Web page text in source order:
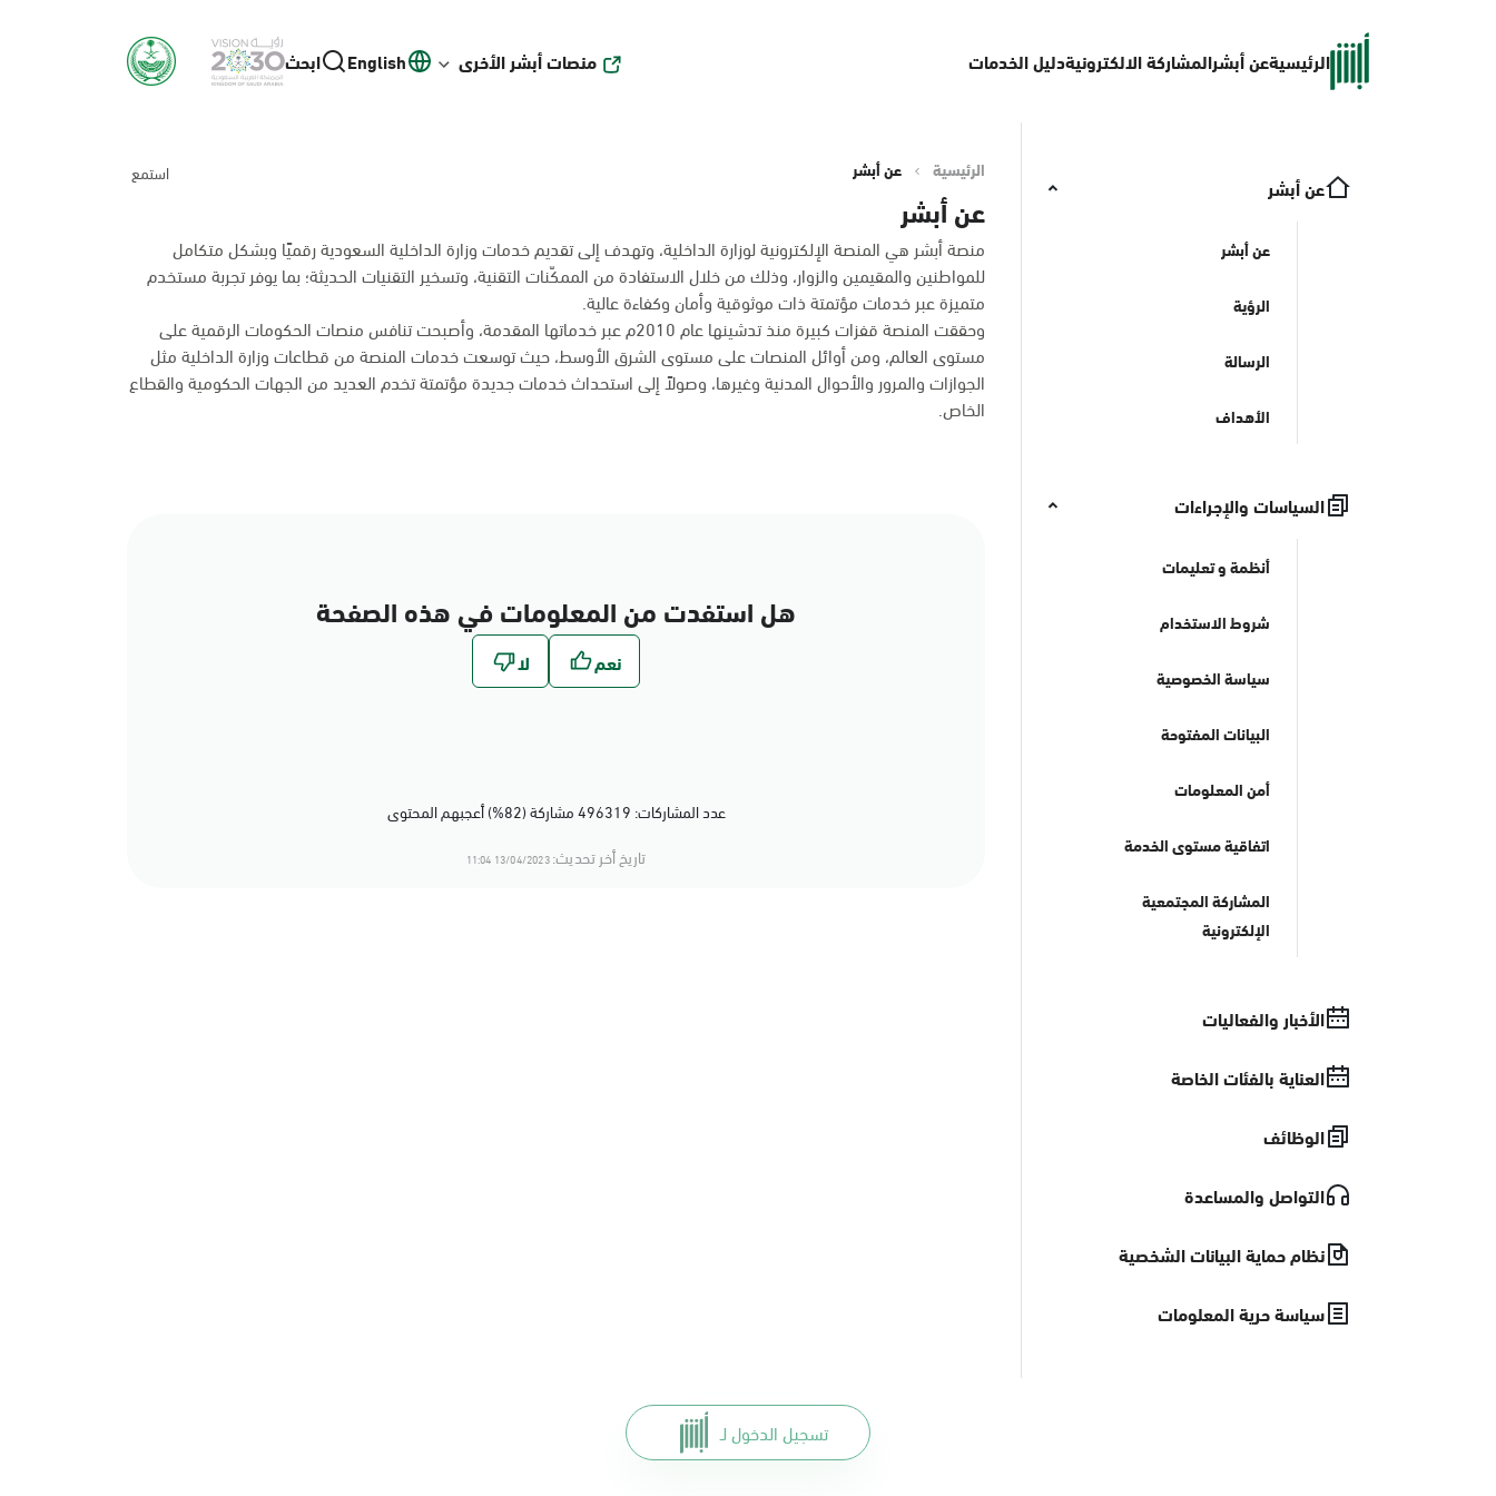
الرئيسيةعن أبشرالمشاركة الالكترونيةدليل الخدمات منصات أبشر الأخرى English ابحث
عن أبشر
عن أبشر
الرؤية
الرسالة
الأهداف
السياسات والإجراءات
أنظمة و تعليمات
شروط الاستخدام
سياسة الخصوصية
البيانات المفتوحة
أمن المعلومات
اتفاقية مستوى الخدمة
المشاركة المجتمعية
الإلكترونية
الأخبار والفعاليات
العناية بالفئات الخاصة
الوظائف
التواصل والمساعدة
نظام حماية البيانات الشخصية
سياسة حرية المعلومات
الرئيسية عن أبشر استمع
عن أبشر
منصة أبشر هي المنصة الإلكترونية لوزارة الداخلية، وتهدف إلى تقديم خدمات وزارة الداخلية السعودية رقميًا وبشكل متكامل
للمواطنين والمقيمين والزوار، وذلك من خلال الاستفادة من الممكّنات التقنية، وتسخير التقنيات الحديثة؛ بما يوفر تجربة مستخدم
متميزة عبر خدمات مؤتمتة ذات موثوقية وأمان وكفاءة عالية.
وحققت المنصة قفزات كبيرة منذ تدشينها عام 2010م عبر خدماتها المقدمة، وأصبحت تنافس منصات الحكومات الرقمية على
مستوى العالم، ومن أوائل المنصات على مستوى الشرق الأوسط، حيث توسعت خدمات المنصة من قطاعات وزارة الداخلية مثل
الجوازات والمرور والأحوال المدنية وغيرها، وصولاً إلى استحداث خدمات جديدة مؤتمتة تخدم العديد من الجهات الحكومية والقطاع
الخاص.
هل استفدت من المعلومات في هذه الصفحة
عدد المشاركات: 496319 مشاركة (82%) أعجبهم المحتوى
تاريخ أخر تحديث:13/04/2023 11:04
تسجيل الدخول لـ